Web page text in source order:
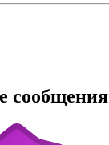
сообщения